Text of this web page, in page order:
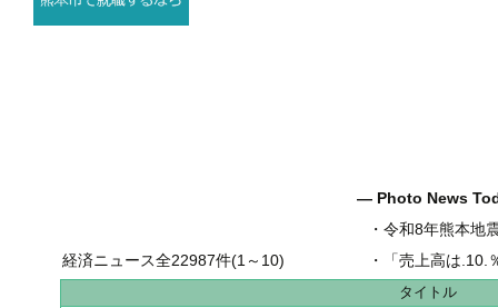
― Photo News
・令和8年熊本地
・
「売上高は.10.％増の
経済ニュース全22987件(1～10)
タイトル